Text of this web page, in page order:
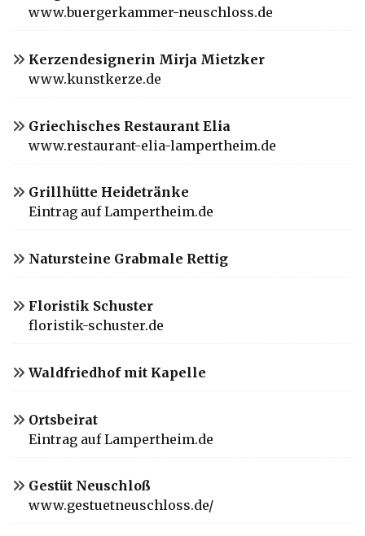
www.buergerkammer-neuschloss.de
Kerzendesignerin Mirja Mietzker
www.kunstkerze.de
Griechisches Restaurant Elia
www.restaurant-elia-lampertheim.de
Grillhütte Heidetränke
Eintrag auf Lampertheim.de
Natursteine Grabmale Rettig
Floristik Schuster
floristik-schuster.de
Waldfriedhof mit Kapelle
Ortsbeirat
Eintrag auf Lampertheim.de
Gestüt Neuschloß
www.gestuetneuschloss.de/